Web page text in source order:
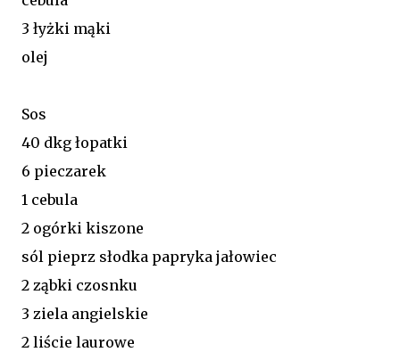
3 łyżki mąki
olej
Sos
40 dkg łopatki
6 pieczarek
1 cebula
2 ogórki kiszone
sól pieprz słodka papryka jałowiec
2 ząbki czosnku
3 ziela angielskie
2 liście laurowe